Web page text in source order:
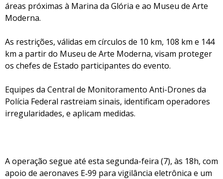
áreas próximas à Marina da Glória e ao Museu de Arte
Moderna.
As restrições, válidas em círculos de 10 km, 108 km e 144
km a partir do Museu de Arte Moderna, visam proteger
os chefes de Estado participantes do evento.
Equipes da Central de Monitoramento Anti-Drones da
Polícia Federal rastreiam sinais, identificam operadores
irregularidades, e aplicam medidas.
A operação segue até esta segunda-feira (7), às 18h, com
apoio de aeronaves E‑99 para vigilância eletrônica e um